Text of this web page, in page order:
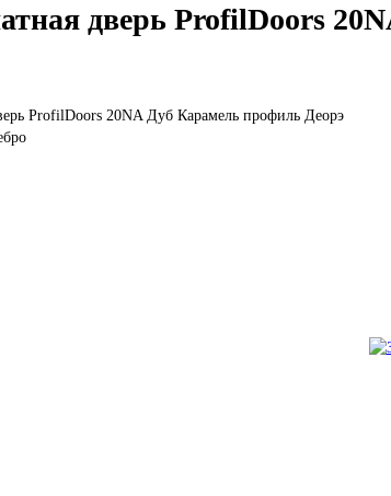
дверь ProfilDoors